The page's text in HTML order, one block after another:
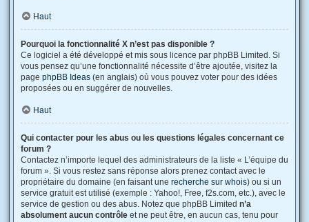
Haut
Pourquoi la fonctionnalité X n’est pas disponible ?
Ce logiciel a été développé et mis sous licence par phpBB Limited. Si
vous pensez qu’une fonctionnalité nécessite d’être ajoutée, visitez la
page phpBB Ideas (en anglais) où vous pouvez voter pour des idées
proposées ou en suggérer de nouvelles.
Haut
Qui contacter pour les abus ou les questions légales concernant ce
forum ?
Contactez n’importe lequel des administrateurs de la liste « L’équipe du
forum ». Si vous restez sans réponse alors prenez contact avec le
propriétaire du domaine (en faisant une recherche sur whois) ou si un
service gratuit est utilisé (exemple : Yahoo!, Free, f2s.com, etc.), avec le
service de gestion ou des abus. Notez que phpBB Limited n’a
absolument aucun contrôle et ne peut être, en aucun cas, tenu pour